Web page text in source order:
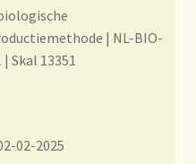
| NL-BIO-
| Skal 13351
02-2025